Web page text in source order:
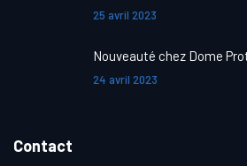
25 avril 2023
Nouveauté chez Dome
24 avril 2023
Contact